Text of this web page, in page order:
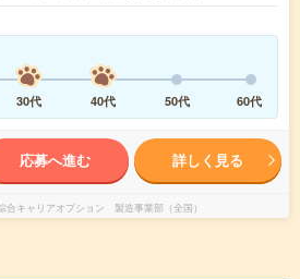
30代 40代 50代 60代
応募へ進む 詳しく見る
合キャリアオプション 製造事業部（全国）